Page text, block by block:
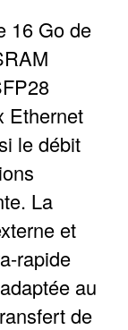
16 Go de
Ethernet
le débit
La
et
rapide
au
de